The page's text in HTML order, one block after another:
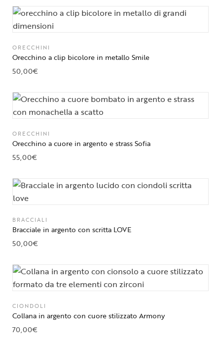
ORECCHINI
Orecchino a clip bicolore in metallo Smile
50,00€
ORECCHINI
Orecchino a cuore in argento e strass Sofia
55,00€
BRACCIALI
Bracciale in argento con scritta LOVE
50,00€
CIONDOLI
Collana in argento con cuore stilizzato Armony
70,00€